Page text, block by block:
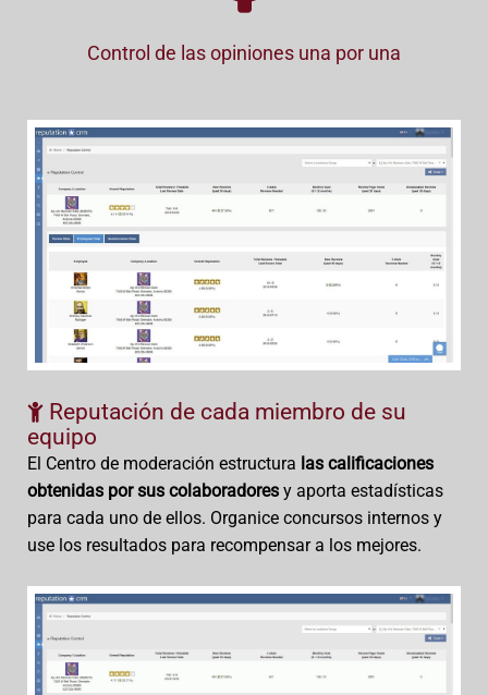
Control de las opiniones una por una
Reputación de cada miembro de su
equipo
El Centro de moderación estructura las calificaciones
obtenidas por sus colaboradores y aporta estadísticas
para cada uno de ellos. Organice concursos internos y
use los resultados para recompensar a los mejores.